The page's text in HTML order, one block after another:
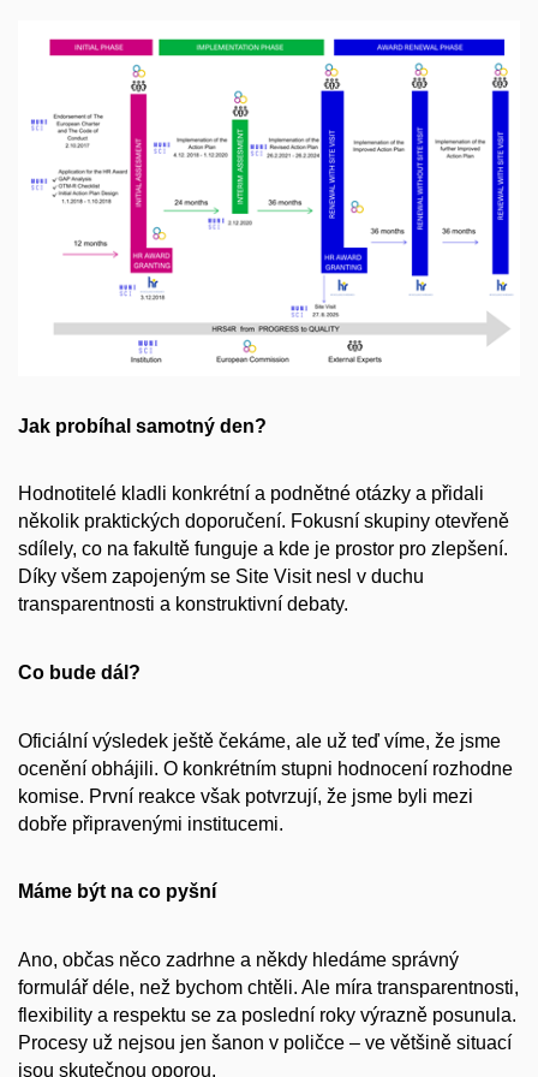
Jak probíhal samotný den?
Hodnotitelé kladli konkrétní a podnětné otázky a přidali
několik praktických doporučení. Fokusní skupiny otevřeně
sdílely, co na fakultě funguje a kde je prostor pro zlepšení.
Díky všem zapojeným se Site Visit nesl v duchu
transparentnosti a konstruktivní debaty.
Co bude dál?
Oficiální výsledek ještě čekáme, ale už teď víme, že jsme
ocenění obhájili. O konkrétním stupni hodnocení rozhodne
komise. První reakce však potvrzují, že jsme byli mezi
dobře připravenými institucemi.
Máme být na co pyšní
Ano, občas něco zadrhne a někdy hledáme správný
formulář déle, než bychom chtěli. Ale míra transparentnosti,
flexibility a respektu se za poslední roky výrazně posunula.
Procesy už nejsou jen šanon v poličce – ve většině situací
jsou skutečnou oporou.